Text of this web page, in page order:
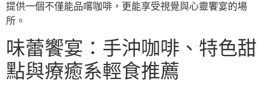
提供一個不僅能品嚐咖啡，更能享受視覺與心靈饗宴的場
所。
味蕾饗宴：手沖咖啡、特色甜
點與療癒系輕食推薦